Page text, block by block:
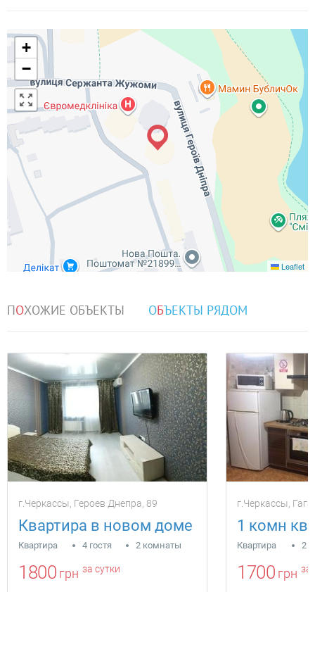
+
−
Leaflet
ПОХОЖИЕ ОБЪЕКТЫ ОБЪЕКТЫ РЯДОМ
г.Черкассы, Героев Днепра, 89
Квартира в новом доме
Квартира 4 гостя 2 комнаты
1800 грн за сутки
г.Черкассы,
Квартира 2
1700 грн за